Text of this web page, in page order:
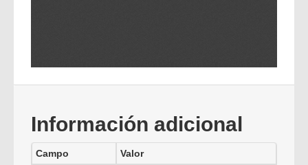
Información adicional
Campo Valor